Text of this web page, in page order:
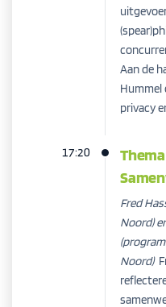
Aan de
Hummel
privacy
17:20
Fred
Noord)
Noord)